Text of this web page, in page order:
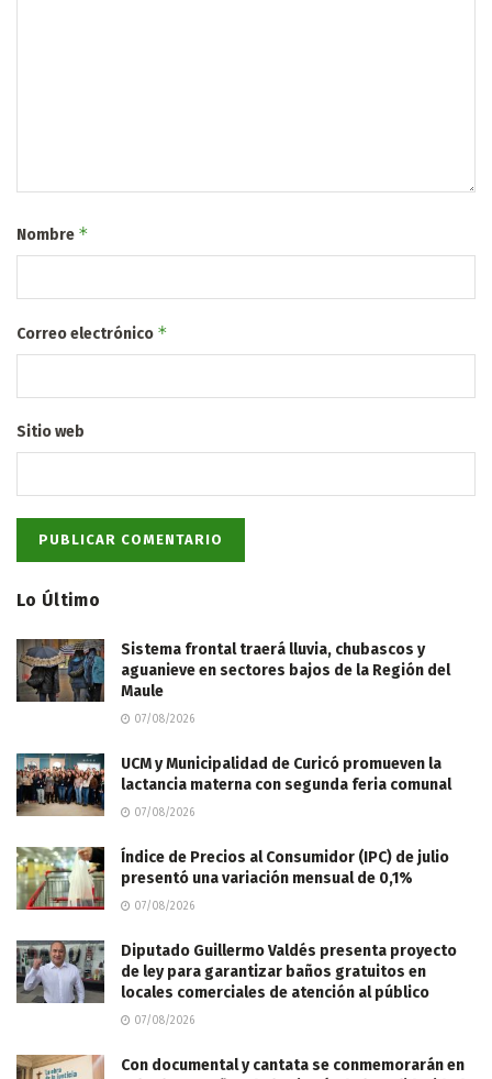
Nombre *
Correo electrónico *
Sitio web
Lo Último
Sistema frontal traerá lluvia, chubascos y
aguanieve en sectores bajos de la Región del
Maule
07/08/2026
UCM y Municipalidad de Curicó promueven la
lactancia materna con segunda feria comunal
07/08/2026
Índice de Precios al Consumidor (IPC) de julio
presentó una variación mensual de 0,1%
07/08/2026
Diputado Guillermo Valdés presenta proyecto
de ley para garantizar baños gratuitos en
locales comerciales de atención al público
07/08/2026
Con documental y cantata se conmemorarán en